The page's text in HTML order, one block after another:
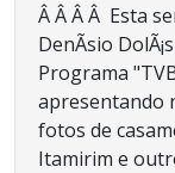
Â Â Â Â Esta
DenÃ­sio
Programa
apresentando
fotos de
Itamirim e